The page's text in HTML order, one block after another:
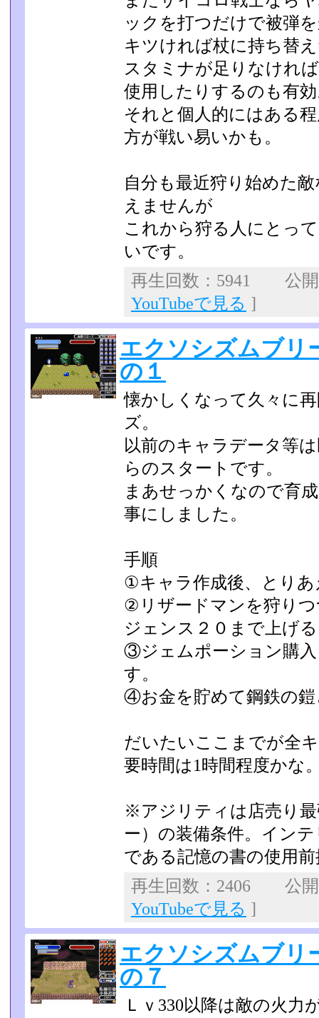
ックを打つだけで被弾
キツければ杖に持ち替
スタミナが足りなけれ
使用したりするのも有
それと個人的にはある
方が戦い易いかも。
自分も最近狩り始めた
えませんが
これから狩る人にとっ
いです。
再生回数：5941 公
YouTubeで見る ]
エクソシズムブ
の１
懐かしくなって久々に
ズ。
以前のキャラデータ等
らのスタートです。
まあせっかくなので育
事にしました。
手順
①キャラ作成後、とりあ
②リザードマンを狩り
ジェンス２０まで上げ
③ジェムポーション購
す。
④お金を貯めて鋼鉄の
だいたいここまでが全
要時間は1時間程度かな
※アジリティは店売り
ー）の装備条件。イン
である記憶の書の使用
再生回数：2406 公
YouTubeで見る ]
エクソシズムブ
の７
Ｌｖ330以降は敵の火力